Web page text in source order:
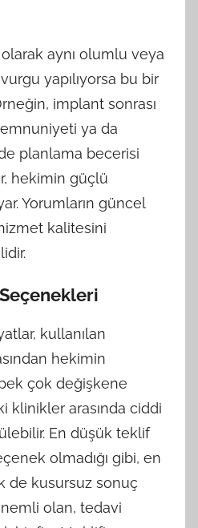
aynı olumlu veya
yapılıyorsa bu bir
implant sonrası
ya da
planlama becerisi
hekimin güçlü
Yorumların güncel
kalitesini
kullanılan
hekimin
çok değişkene
klinikler arasında ciddi
En düşük teklif
olmadığı gibi, en
de kusursuz sonuç
olan, tedavi